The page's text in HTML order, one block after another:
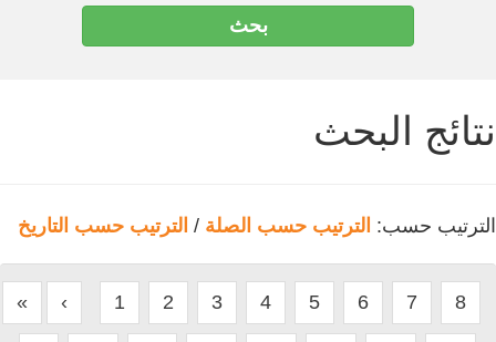
نتائج البحث
الترتيب حسب: الترتيب حسب الصلة / الترتيب حسب التاريخ
« ‹ 1 2 3 4 5 6 7 8